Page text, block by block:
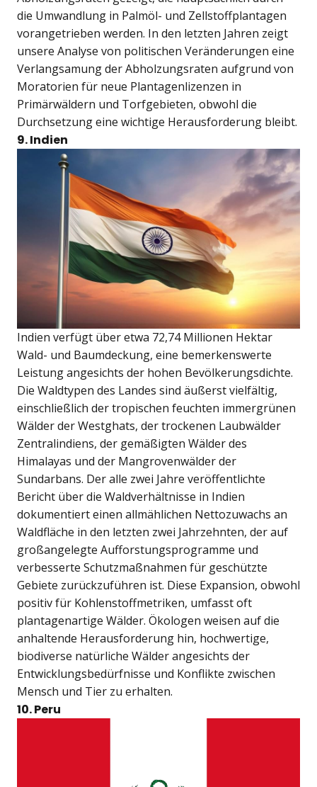
die Umwandlung in Palmöl- und Zellstoffplantagen
vorangetrieben werden. In den letzten Jahren zeigt
unsere Analyse von politischen Veränderungen eine
Verlangsamung der Abholzungsraten aufgrund von
Moratorien für neue Plantagenlizenzen in
Primärwäldern und Torfgebieten, obwohl die
Durchsetzung eine wichtige Herausforderung bleibt.
9. Indien
Indien verfügt über etwa 72,74 Millionen Hektar
Wald- und Baumdeckung, eine bemerkenswerte
Leistung angesichts der hohen Bevölkerungsdichte.
Die Waldtypen des Landes sind äußerst vielfältig,
einschließlich der tropischen feuchten immergrünen
Wälder der Westghats, der trockenen Laubwälder
Zentralindiens, der gemäßigten Wälder des
Himalayas und der Mangrovenwälder der
Sundarbans. Der alle zwei Jahre veröffentlichte
Bericht über die Waldverhältnisse in Indien
dokumentiert einen allmählichen Nettozuwachs an
Waldfläche in den letzten zwei Jahrzehnten, der auf
großangelegte Aufforstungsprogramme und
verbesserte Schutzmaßnahmen für geschützte
Gebiete zurückzuführen ist. Diese Expansion, obwohl
positiv für Kohlenstoffmetriken, umfasst oft
plantagenartige Wälder. Ökologen weisen auf die
anhaltende Herausforderung hin, hochwertige,
biodiverse natürliche Wälder angesichts der
Entwicklungsbedürfnisse und Konflikte zwischen
Mensch und Tier zu erhalten.
10. Peru